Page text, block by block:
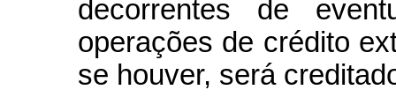
decorrentes de
operações de crédito
se houver, será